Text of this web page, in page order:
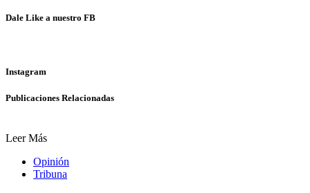
Dale Like a nuestro FB
Instagram
Publicaciones Relacionadas
Leer Más
Opinión
Tribuna